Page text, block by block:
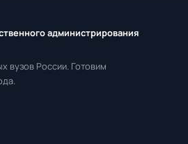
администрирования
вузов России. Готовим